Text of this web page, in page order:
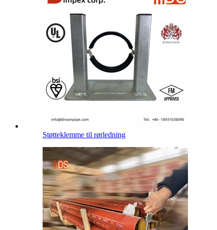
Støtteklemme til rørledning